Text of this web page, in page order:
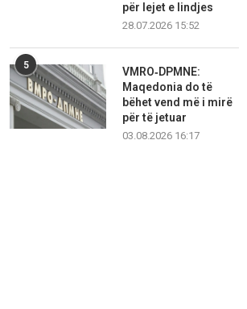
për lejet e lindjes
28.07.2026 15:52
5
VMRO‑DPMNE:
Maqedonia do të
bëhet vend më i mirë
për të jetuar
03.08.2026 16:17